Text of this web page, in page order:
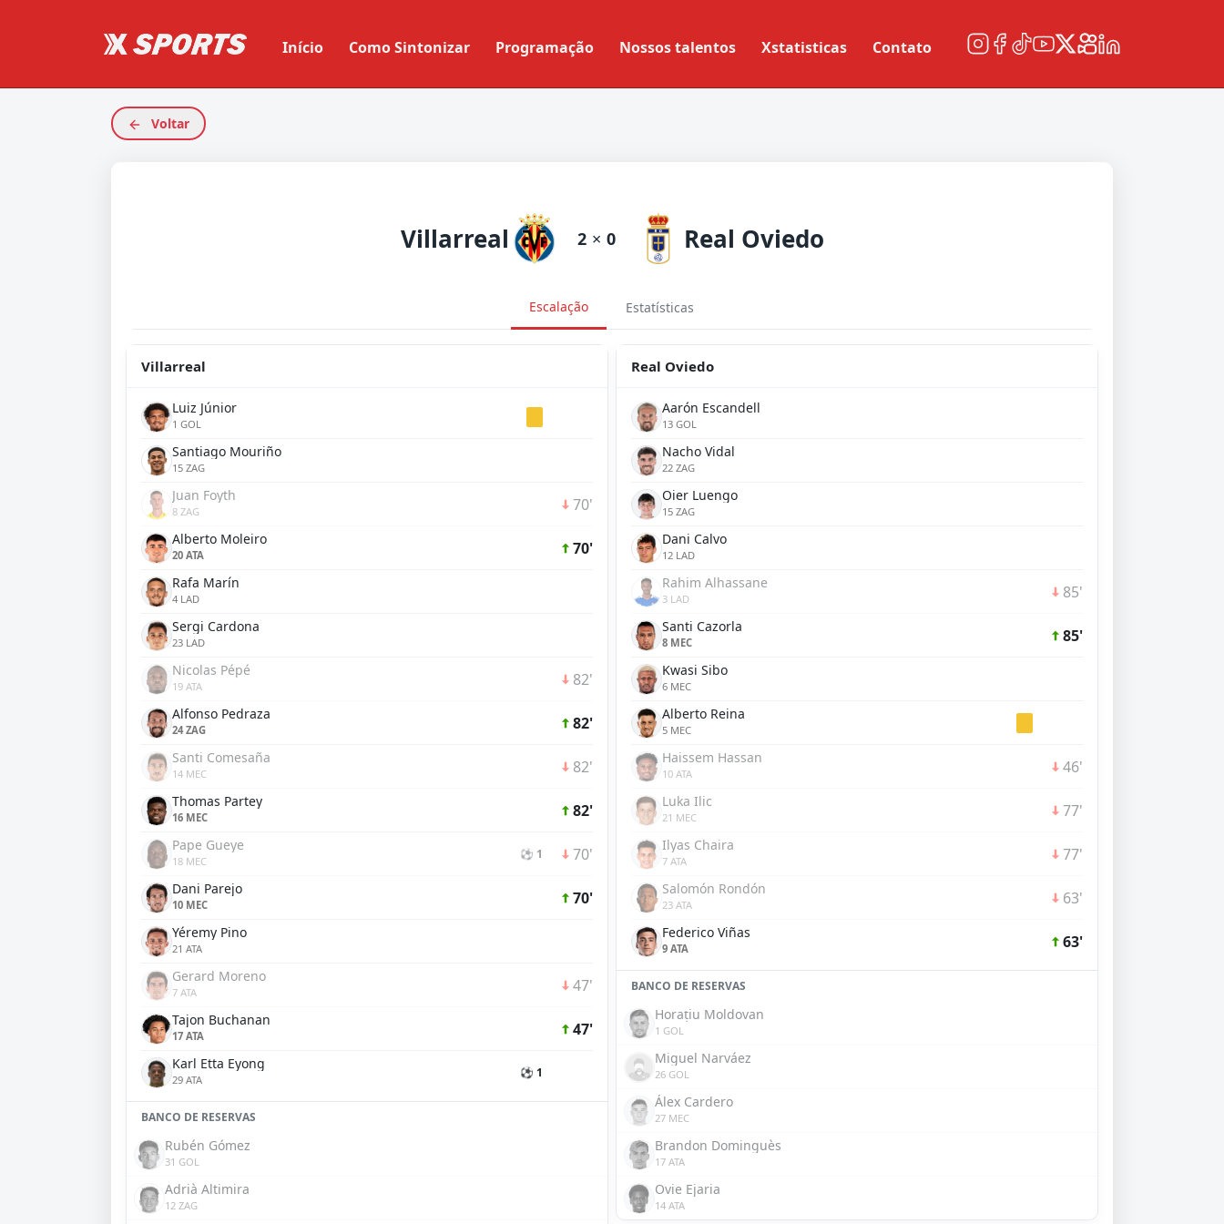
Início Como Sintonizar Programação Nossos talentos Xstatisticas Contato
Voltar
Villarreal 2 × 0 Real Oviedo
Escalação Estatísticas
Villarreal
Luiz Júnior
1 GOL
Santiago Mouriño
15 ZAG
Juan Foyth
8 ZAG 70'
Alberto Moleiro
20 ATA 70'
Rafa Marín
4 LAD
Sergi Cardona
23 LAD
Nicolas Pépé
19 ATA 82'
Alfonso Pedraza
24 ZAG 82'
Santi Comesaña
14 MEC 82'
Thomas Partey
16 MEC 82'
Pape Gueye
18 MEC ⚽ 1 70'
Dani Parejo
10 MEC 70'
Yéremy Pino
21 ATA
Gerard Moreno
7 ATA 47'
Tajon Buchanan
17 ATA 47'
Karl Etta Eyong
29 ATA ⚽ 1
BANCO DE RESERVAS
Rubén Gómez
31 GOL
Adrià Altimira
12 ZAG
Real Oviedo
Aarón Escandell
13 GOL
Nacho Vidal
22 ZAG
Oier Luengo
15 ZAG
Dani Calvo
12 LAD
Rahim Alhassane
3 LAD 85'
Santi Cazorla
8 MEC 85'
Kwasi Sibo
6 MEC
Alberto Reina
5 MEC
Haissem Hassan
10 ATA 46'
Luka Ilic
21 MEC 77'
Ilyas Chaira
7 ATA 77'
Salomón Rondón
23 ATA 63'
Federico Viñas
9 ATA 63'
BANCO DE RESERVAS
Horațiu Moldovan
1 GOL
Miguel Narváez
26 GOL
Álex Cardero
27 MEC
Brandon Dominguès
17 ATA
Ovie Ejaria
14 ATA